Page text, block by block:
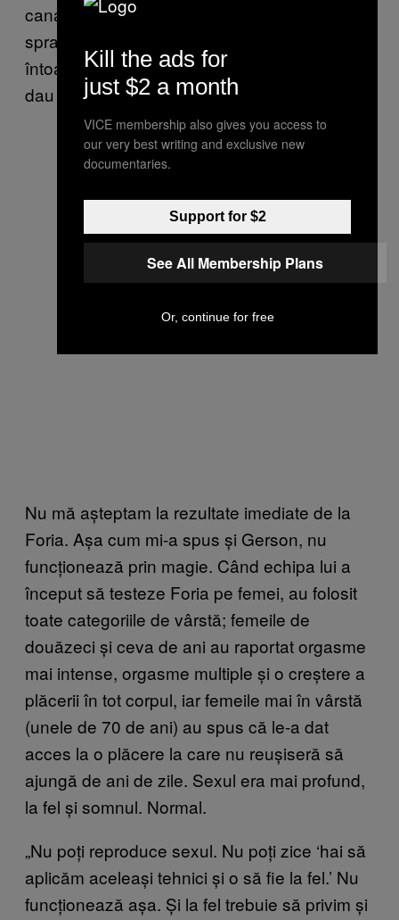
canapea și am dat fuga la baie să-mi dau cu
spray și în vagin. Știam că iubitul meu o să se
întoarcă de la muncă în curând și voiam să-i
dau timp THC-ului să acționeze.
Nu mă așteptam la rezultate imediate de la
Foria. Așa cum mi-a spus și Gerson, nu
funcționează prin magie. Când echipa lui a
început să testeze Foria pe femei, au folosit
toate categoriile de vârstă; femeile de
douăzeci și ceva de ani au raportat orgasme
mai intense, orgasme multiple și o creștere a
plăcerii în tot corpul, iar femeile mai în vârstă
(unele de 70 de ani) au spus că le-a dat
acces la o plăcere la care nu reușiseră să
ajungă de ani de zile. Sexul era mai profund,
la fel și somnul. Normal.
„Nu poți reproduce sexul. Nu poți zice ‘hai să
aplicăm aceleași tehnici și o să fie la fel.’ Nu
funcționează așa. Și la fel trebuie să privim și
Kill the ads for
just $2 a month
VICE membership also gives you access to
our very best writing and exclusive new
documentaries.
Support for $2
See All Membership Plans
Or, continue for free